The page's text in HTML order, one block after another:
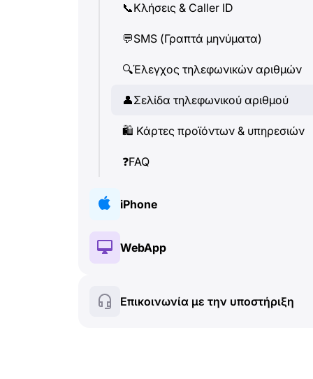
📞Κλήσεις & Caller ID
💬SMS (Γραπτά μηνύματα)
🔍Έλεγχος τηλεφωνικών αριθμών
👤Σελίδα τηλεφωνικού αριθμού
🛍 ️ Κάρτες προϊόντων & υπηρεσιών
❓FAQ
iPhone
🔑 Εγκατάσταση & Εξουσιοδότηση
🍀Δωρεάν λειτουργίες
WebApp
Επικοινωνία με την υποστήριξη